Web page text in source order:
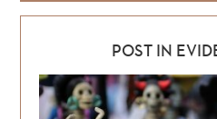
POST IN